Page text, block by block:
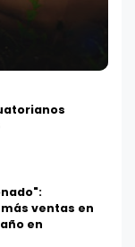
ventas en
en